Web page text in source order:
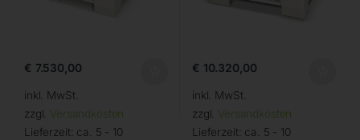
€ 7.530,00
inkl. MwSt.
zzgl. Versandkosten
Lieferzeit: ca. 5 - 10
€ 10.320,00
inkl. MwSt.
zzgl. Versandkosten
Lieferzeit: ca. 5 - 10